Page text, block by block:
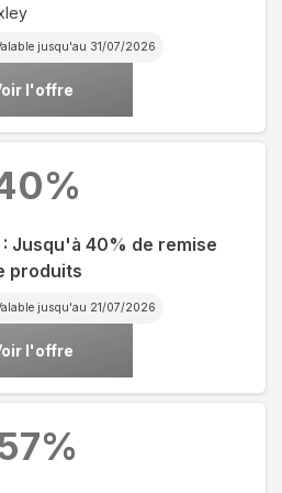
jusqu'au 31/07/2026
l'offre
Jusqu'à 40% de remise
produits
jusqu'au 21/07/2026
l'offre
%
%